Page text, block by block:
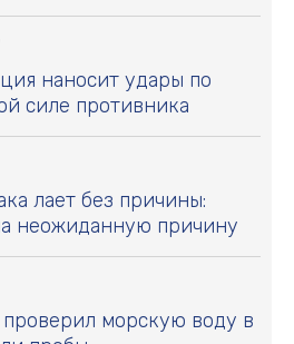
наносит удары по
силе противника
лает без причины:
неожиданную причину
морскую воду в